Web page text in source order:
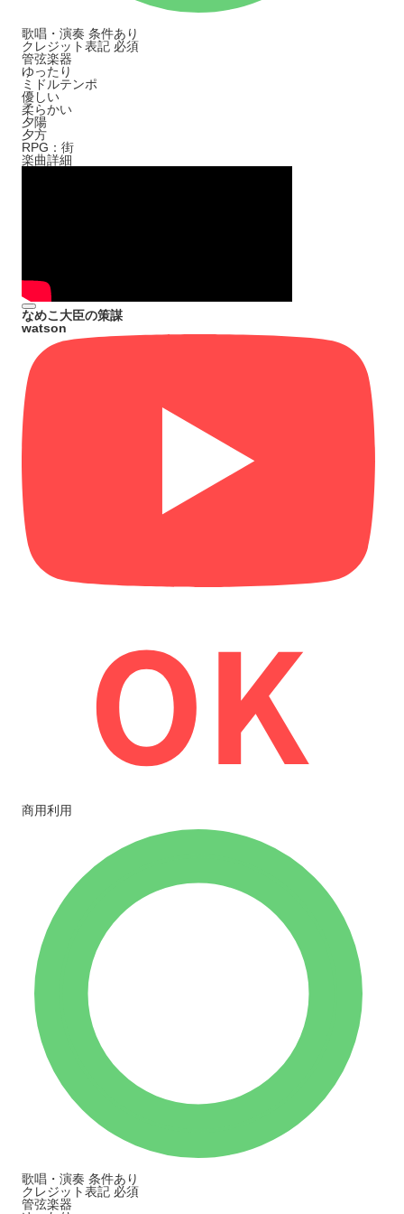
歌唱・演奏 条件あり
クレジット表記 必須
管弦楽器
ゆったり
ミドルテンポ
優しい
柔らかい
夕陽
夕方
RPG：街
楽曲詳細
なめこ大臣の策謀
watson
商用利用
歌唱・演奏 条件あり
クレジット表記 必須
管弦楽器